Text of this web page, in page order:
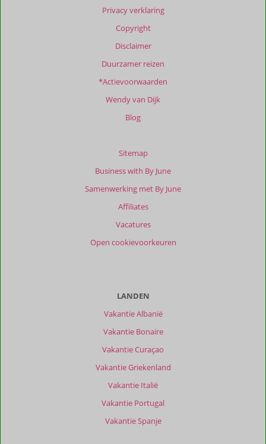
Privacy verklaring
Copyright
Disclaimer
Duurzamer reizen
*Actievoorwaarden
Wendy van Dijk
Blog
Sitemap
Business with By June
Samenwerking met By June
Affiliates
Vacatures
Open cookievoorkeuren
LANDEN
Vakantie Albanië
Vakantie Bonaire
Vakantie Curaçao
Vakantie Griekenland
Vakantie Italië
Vakantie Portugal
Vakantie Spanje